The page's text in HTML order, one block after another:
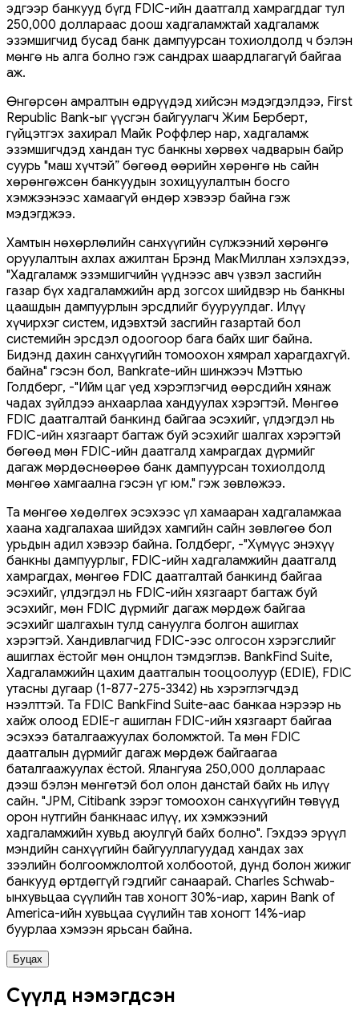
эдгээр банкууд бүгд FDIC-ийн даатгалд хамрагддаг тул
250,000 доллараас доош хадгаламжтай хадгаламж
эзэмшигчид бусад банк дампуурсан тохиолдолд ч бэлэн
мөнгө нь алга болно гэж сандрах шаардлагагүй байгаа
аж.
Өнгөрсөн амралтын өдрүүдэд хийсэн мэдэгдэлдээ, First
Republic Bank-ыг үүсгэн байгуулагч Жим Берберт,
гүйцэтгэх захирал Майк Роффлер нар, хадгаламж
эзэмшигчдэд хандан тус банкны хөрвөх чадварын байр
суурь "маш хүчтэй” бөгөөд өөрийн хөрөнгө нь сайн
хөрөнгөжсөн банкуудын зохицуулалтын босго
хэмжээнээс хамаагүй өндөр хэвээр байна гэж
мэдэгджээ.
Хамтын нөхөрлөлийн санхүүгийн сүлжээний хөрөнгө
оруулалтын ахлах ажилтан Брэнд МакМиллан хэлэхдээ,
"Хадгаламж эзэмшигчийн үүднээс авч үзвэл засгийн
газар бүх хадгаламжийн ард зогсох шийдвэр нь банкны
цаашдын дампуурлын эрсдлийг бууруулдаг. Илүү
хүчирхэг систем, идэвхтэй засгийн газартай бол
системийн эрсдэл одоогоор бага байх шиг байна.
Бидэнд дахин санхүүгийн томоохон хямрал харагдахгүй.
байна" гэсэн бол, Bankrate-ийн шинжээч Мэттью
Голдберг, -"Ийм цаг үед хэрэглэгчид өөрсдийн хянаж
чадах зүйлдээ анхаарлаа хандуулах хэрэгтэй. Мөнгөө
FDIC даатгалтай банкинд байгаа эсэхийг, үлдэгдэл нь
FDIC-ийн хязгаарт багтаж буй эсэхийг шалгах хэрэгтэй
бөгөөд мөн FDIC-ийн даатгалд хамрагдах дүрмийг
дагаж мөрдөснөөрөө банк дампуурсан тохиолдолд
мөнгөө хамгаална гэсэн үг юм." гэж зөвлөжээ.
Та мөнгөө хөдөлгөх эсэхээс үл хамааран хадгаламжаа
хаана хадгалахаа шийдэх хамгийн сайн зөвлөгөө бол
урьдын адил хэвээр байна. Голдберг, -"Хүмүүс энэхүү
банкны дампуурлыг, FDIC-ийн хадгаламжийн даатгалд
хамрагдах, мөнгөө FDIC даатгалтай банкинд байгаа
эсэхийг, үлдэгдэл нь FDIC-ийн хязгаарт багтаж буй
эсэхийг, мөн FDIC дүрмийг дагаж мөрдөж байгаа
эсэхийг шалгахын тулд сануулга болгон ашиглах
хэрэгтэй. Хандивлагчид FDIC-ээс олгосон хэрэгслийг
ашиглах ёстойг мөн онцлон тэмдэглэв. BankFind Suite,
Хадгаламжийн цахим даатгалын тооцоолуур (EDIE), FDIC
утасны дугаар (1-877-275-3342) нь хэрэглэгчдэд
нээлттэй. Та FDIC BankFind Suite-аас банкаа нэрээр нь
хайж олоод EDIE-г ашиглан FDIC-ийн хязгаарт байгаа
эсэхээ баталгаажуулах боломжтой. Та мөн FDIC
даатгалын дүрмийг дагаж мөрдөж байгаагаа
баталгаажуулах ёстой. Ялангуяа 250,000 доллараас
дээш бэлэн мөнгөтэй бол олон данстай байх нь илүү
сайн. "JPM, Citibank зэрэг томоохон санхүүгийн төвүүд
орон нутгийн банкнаас илүү, их хэмжээний
хадгаламжийн хувьд аюулгүй байх болно". Гэхдээ эрүүл
мэндийн санхүүгийн байгууллагуудад хандах зах
зээлийн болгоомжлолтой холбоотой, дунд болон жижиг
банкууд өртдөггүй гэдгийг санаарай. Charles Schwab-
ынхувьцаа сүүлийн тав хоногт 30%-иар, харин Bank of
America-ийн хувьцаа сүүлийн тав хоногт 14%-иар
буурлаа хэмээн ярьсан байна.
Буцах
Сүүлд нэмэгдсэн